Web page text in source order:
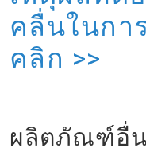
คลื่นในกา
คลิก >>
ผลิตภัณฑ์อื่น